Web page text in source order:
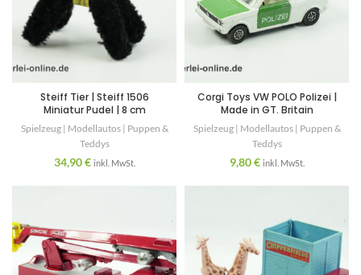
Steiff Tier | Steiff 1506
Miniatur Pudel | 8 cm
Spielzeug | Modellautos | Puppen &
Teddys
34,90€ inkl. MwSt.
Corgi Toys VW POLO Polizei |
Made in GT. Britain
Spielzeug | Modellautos | Puppen &
Teddys
9,80€ inkl. MwSt.